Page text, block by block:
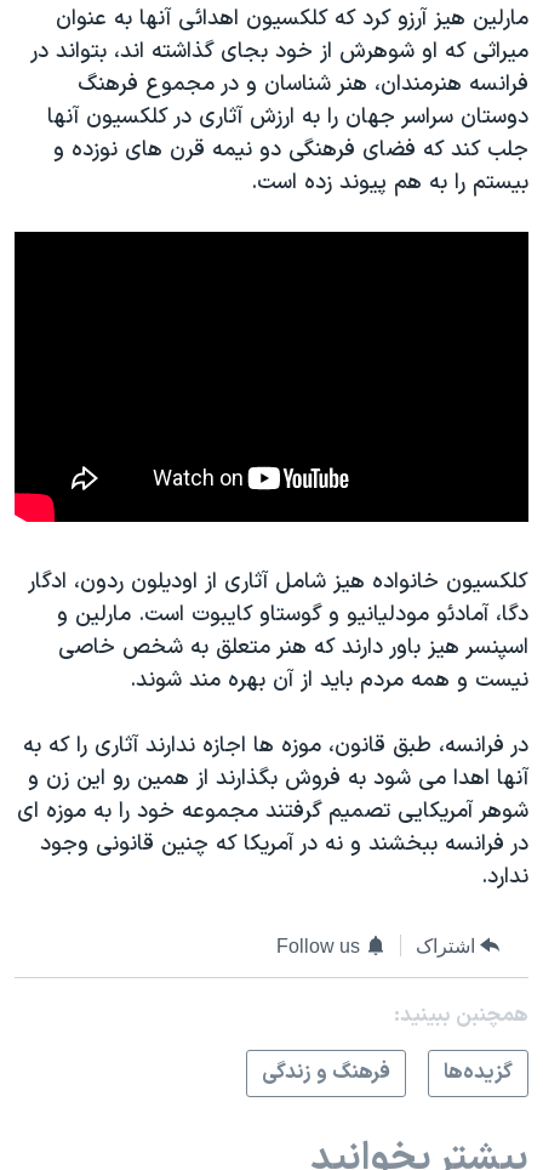
مارلین هیز آرزو کرد که کلکسیون اهدائی آنها به عنوان
میراثی که او شوهرش از خود بجای گذاشته اند، بتواند در
فرانسه هنرمندان، هنر شناسان و در مجموع فرهنگ
دوستان سراسر جهان را به ارزش آثاری در کلکسیون آنها
جلب کند که فضای فرهنگی دو نیمه قرن های نوزده و
بیستم را به هم پیوند زده است.
کلکسیون خانواده هیز شامل آثاری از اودیلون ردون، ادگار
دگا، آمادئو مودلیانیو و گوستاو کایبوت است. مارلین و
اسپنسر هیز باور دارند که هنر متعلق به شخص خاصی
نیست و همه مردم باید از آن بهره مند شوند.
در فرانسه، طبق قانون، موزه ها اجازه ندارند آثاری را که به
آنها اهدا می شود به فروش بگذارند از همین رو این زن و
شوهر آمریکایی تصمیم گرفتند مجموعه خود را به موزه ای
در فرانسه ببخشند و نه در آمریکا که چنین قانونی وجود
ندارد.
اشتراک Follow us
همچنبن ببینید:
گزيده‌ها
فرهنگ و زندگی